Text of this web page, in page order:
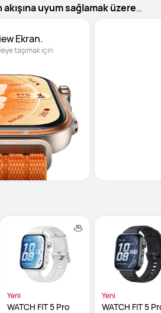
akışına uyum sağlamak üzere
Ekran.
taşımak için
Yeni
WATCH FIT 5 Pro
Yeni
WATCH FIT 5